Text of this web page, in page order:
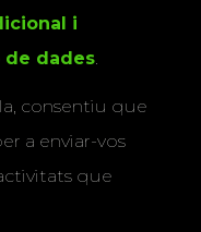
i
de dades.
consentiu que
a enviar-vos
que